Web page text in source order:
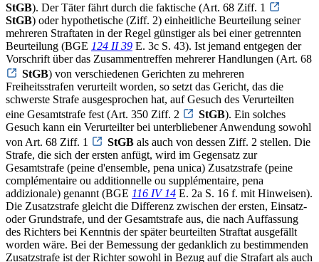
StGB). Der Täter fährt durch die faktische (Art. 68 Ziff. 1
StGB) oder hypothetische (Ziff. 2) einheitliche Beurteilung seiner
mehreren Straftaten in der Regel günstiger als bei einer getrennten
Beurteilung (BGE 124 II 39 E. 3c S. 43). Ist jemand entgegen der
Vorschrift über das Zusammentreffen mehrerer Handlungen (Art. 68
StGB) von verschiedenen Gerichten zu mehreren
Freiheitsstrafen verurteilt worden, so setzt das Gericht, das die
schwerste Strafe ausgesprochen hat, auf Gesuch des Verurteilten
eine Gesamtstrafe fest (Art. 350 Ziff. 2
StGB). Ein solches
Gesuch kann ein Verurteilter bei unterbliebener Anwendung sowohl
von Art. 68 Ziff. 1
StGB als auch von dessen Ziff. 2 stellen. Die
Strafe, die sich der ersten anfügt, wird im Gegensatz zur
Gesamtstrafe (peine d'ensemble, pena unica) Zusatzstrafe (peine
complémentaire ou additionnelle ou supplémentaire, pena
addizionale) genannt (BGE 116 IV 14 E. 2a S. 16 f. mit Hinweisen).
Die Zusatzstrafe gleicht die Differenz zwischen der ersten, Einsatz-
oder Grundstrafe, und der Gesamtstrafe aus, die nach Auffassung
des Richters bei Kenntnis der später beurteilten Straftat ausgefällt
worden wäre. Bei der Bemessung der gedanklich zu bestimmenden
Zusatzstrafe ist der Richter sowohl in Bezug auf die Strafart als auch